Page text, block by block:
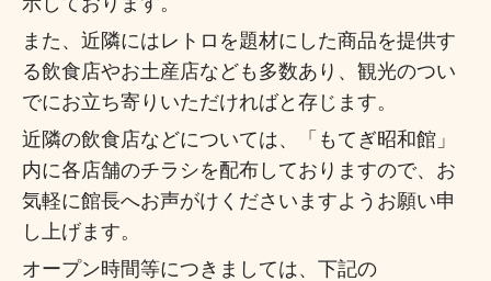
また、近隣にはレトロを題材にした商品を提供す
る飲食店やお土産店なども多数あり、観光のつい
でにお立ち寄りいただければと存じます。
近隣の飲食店などについては、「もてぎ昭和館」
内に各店舗のチラシを配布しておりますので、お
気軽に館長へお声がけくださいますようお願い申
し上げます。
オープン時間等につきましては、下記の